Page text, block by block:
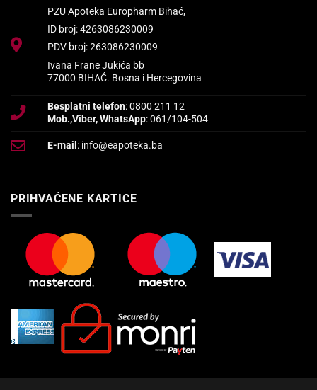
PZU Apoteka Europharm Bihać,
ID broj: 4263086230009
PDV broj: 263086230009
Ivana Frane Jukića bb
77000 BIHAĆ. Bosna i Hercegovina
Besplatni telefon: 0800 211 12
Mob.,Viber, WhatsApp: 061/104-504
E-mail : info@eapoteka.ba
PRIHVAĆENE KARTICE